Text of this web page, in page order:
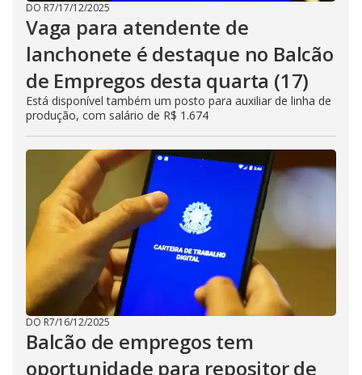
DO R7/17/12/2025
Vaga para atendente de
lanchonete é destaque no Balcão
de Empregos desta quarta (17)
Está disponível também um posto para auxiliar de linha de
produção, com salário de R$ 1.674
DO R7/16/12/2025
Balcão de empregos tem
oportunidade para repositor de